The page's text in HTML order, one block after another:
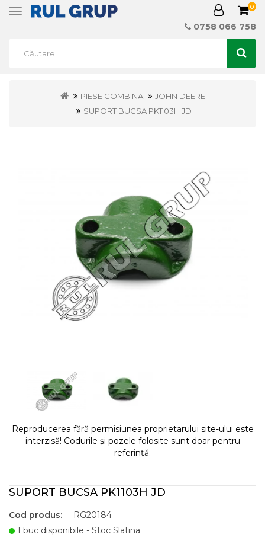
Toggle
0
0758 066 758
PIESE COMBINA
JOHN DEERE
SUPORT BUCSA PK1103H JD
Reproducerea fără permisiunea proprietarului site-ului este
interzisă! Codurile și pozele folosite sunt doar pentru
referință.
SUPORT BUCSA PK1103H JD
Cod produs:
RG20184
1 buc disponibile - Stoc Slatina